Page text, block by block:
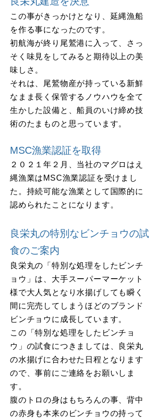
この事がきっかけとなり、延縄漁船
を作る事になったのです。
初航海が終り尾鷲港に入って、さっ
そく味見をしてみると期待以上の美
味しさ。
それは、尾鷲物産が持っている新鮮
なまま長く保管するノウハウを全て
生かした設備と、船員のいけ締め技
術のたまものと思っています。
MSC漁業認証を取得
​２０２１年２月、当社のマグロはえ
縄漁業はMSC漁業認証を受けまし
た。持続可能な漁業として国際的に
認められたことになります。
良栄丸の特別なビンチョウの試
食のご案内
良栄丸の「特別な処理をしたビンチ
ョウ」は、大手スーパーマーケット
様で大人気となり水揚げしても瞬く
間に完売してしまうほどのブランド
ビンチョウに成長しています。
この「特別な処理をしたビンチョ
ウ」の試食につきましては、良栄丸
の水揚げに合わせた日程となります
ので、事前にご連絡をお願いしま
す。
腹のトロの身はもちろんの事、背中
の赤身も本来のビンチョウの持って